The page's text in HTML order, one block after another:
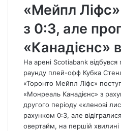
К
у
б
к
С
т
л
і
р
о
н
о
»
в
о
в
е
р
т
е
й
п
Л
і
ф
с
»
в
і
д
«Мейпл Ліфс»
з 0:3, але
«Канадієнс»
На арені Scotiabank
раунду плей-офф Кубка
«Торонто Мейпл Ліфс»
«Монреаль Канадієнс» з
другого періоду «кленові
рахунком 0:3, але
овертайм, на першій